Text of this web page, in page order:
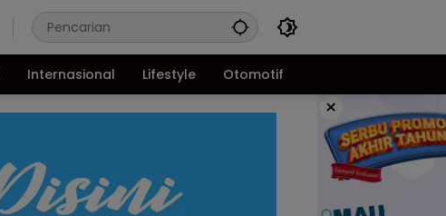
Internasional Lifestyle Otomotif
×